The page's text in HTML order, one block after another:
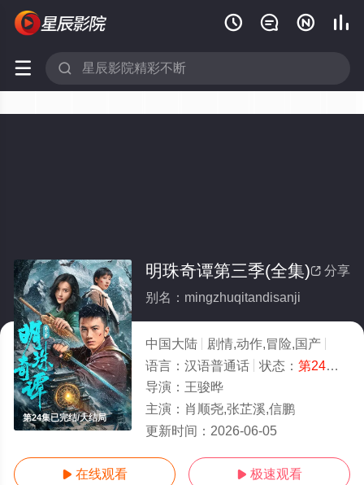
   
 
第24集已完结/大结局
 分享
明珠奇谭第三季(全集)
别名：mingzhuqitandisanji
中国大陆 剧情,动作,冒险,国产
语言： 汉语普通话 状态： 第24集已完结
导演： 王骏晔
主演： 肖顺尧,张芷溪,信鹏
更新时间： 2026-06-05
 在线观看  极速观看